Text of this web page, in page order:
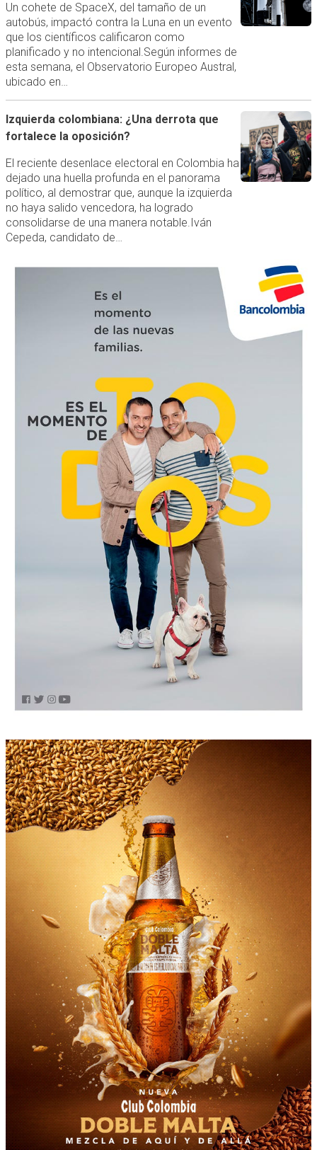
Un cohete de SpaceX, del tamaño de un
autobús, impactó contra la Luna en un evento
que los científicos calificaron como
planificado y no intencional.Según informes de
esta semana, el Observatorio Europeo Austral,
ubicado en…
Izquierda colombiana: ¿Una derrota que
fortalece la oposición?
El reciente desenlace electoral en Colombia ha
dejado una huella profunda en el panorama
político, al demostrar que, aunque la izquierda
no haya salido vencedora, ha logrado
consolidarse de una manera notable.Iván
Cepeda, candidato de…